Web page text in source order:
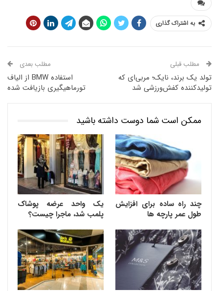
به اشتراک گذاری
مطلب قبلی
تولد یک برند، نایک؛ مربی‌ای که
تولیدکننده کفش‌ورزشی شد
مطلب بعدی
استفاده BMW از الیاف
تورماهیگیری بازیافت شده
ممکن است شما دوست داشته باشید
چند راه ساده برای افزایش
طول عمر پارچه ها
یک واحد عرضه پوشاک
پلمب شد، ماجرا چیست؟